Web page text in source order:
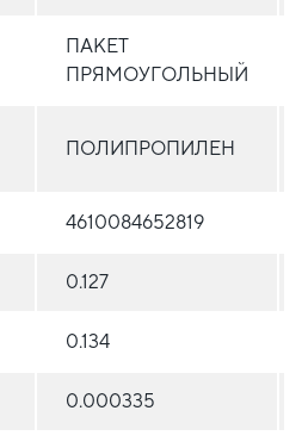
ПАКЕТ
ПРЯМОУГОЛЬНЫЙ
ПОЛИПРОПИЛЕН
4610084652819
0.127
0.134
0.000335